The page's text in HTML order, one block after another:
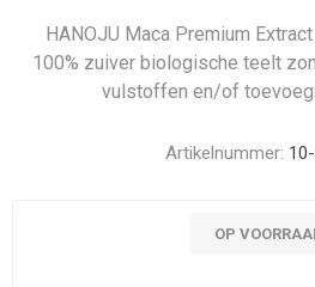
​HANOJU Maca Premium
100% zuiver biologische teelt
vulstoffen en/of
Artikelnummer:
OP